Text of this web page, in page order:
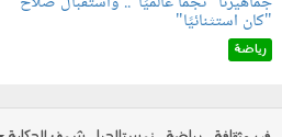
"كان استثنائيًا"
رياضة